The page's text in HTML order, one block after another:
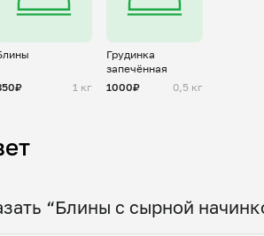
1 кг
Грудинка
запечённая
1000₽
0,5 кг
“Блины с сырной